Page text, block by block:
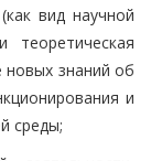
вид научной
теоретическая
новых знаний об
и
среды;